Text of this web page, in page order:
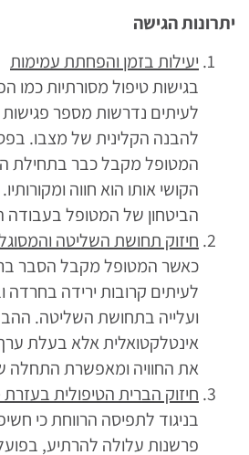
יתרונות הגישה
יעילות בזמן והפחתת עמימות
בגישות טיפול מסורתיות כמו
לעיתים נדרשות מספר
להבנה הקלינית של מצבו.
המטופל מקבל כבר בתחילת
הקושי אותו הוא חווה
הביטחון של המטופל בעבודה
חיזוק תחושת השליטה
כאשר המטופל מקבל הסבר
לעיתים קרובות ירידה בחרדה
ועלייה בתחושת השליטה.
אינטלקטואלית אלא בעלת
את החוויה ומאפשרת התחלה
חיזוק הברית הטיפולית בעזרת
בניגוד לתפיסה הרווחת כי
פרשנות עלולה להרתיע,